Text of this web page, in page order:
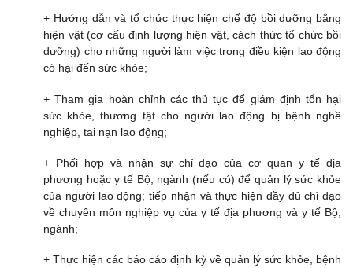
+ Hướng dẫn và tổ chức thực hiện chế độ bồi dưỡng bằng
hiện vật (cơ cấu định lượng hiện vật, cách thức tổ chức bồi
dưỡng) cho những người làm việc trong điều kiện lao động
có hại đến sức khỏe;
+ Tham gia hoàn chỉnh các thủ tục để giám định tổn hại
sức khỏe, thương tật cho người lao động bị bệnh nghề
nghiệp, tai nạn lao động;
+ Phối hợp và nhận sự chỉ đạo của cơ quan y tế địa
phương hoặc y tế Bộ, ngành (nếu có) để quản lý sức khỏe
của người lao động; tiếp nhận và thực hiện đầy đủ chỉ đạo
về chuyên môn nghiệp vụ của y tế địa phương và y tế Bộ,
ngành;
+ Thực hiện các báo cáo định kỳ về quản lý sức khỏe, bệnh